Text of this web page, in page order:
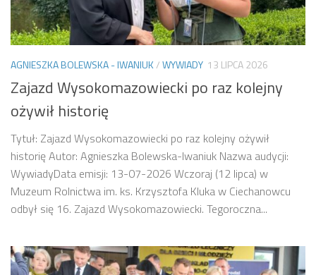
AGNIESZKA BOLEWSKA - IWANIUK/WYWIADY 13 LIPCA 2026
Zajazd Wysokomazowiecki po raz kolejny
ożywił historię
Tytuł: Zajazd Wysokomazowiecki po raz kolejny ożywił
historię Autor: Agnieszka Bolewska-Iwaniuk Nazwa audycji:
WywiadyData emisji: 13-07-2026 Wczoraj (12 lipca) w
Muzeum Rolnictwa im. ks. Krzysztofa Kluka w Ciechanowcu
odbył się 16. Zajazd Wysokomazowiecki. Tegoroczna...